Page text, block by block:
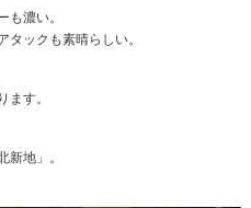
濃い。
ックも素晴らしい。
す。
新地」。